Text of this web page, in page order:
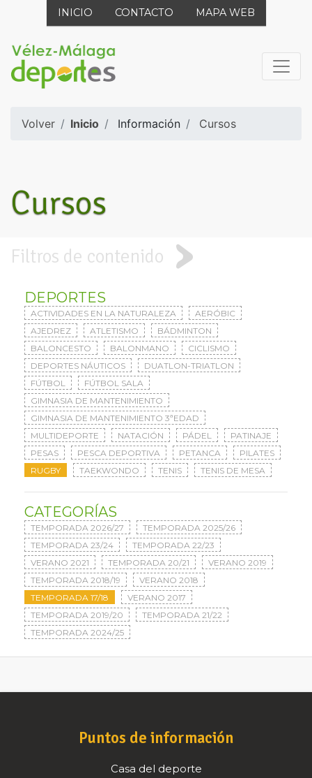
INICIO CONTACTO MAPA WEB
Volver Inicio Información Cursos
Cursos
Filtros de contenido
DEPORTES
ACTIVIDADES EN LA NATURALEZA
AERÓBIC
AJEDREZ
ATLETISMO
BÁDMINTON
BALONCESTO
BALONMANO
CICLISMO
DEPORTES NÁUTICOS
DUATLON-TRIATLON
FÚTBOL
FÚTBOL SALA
GIMNASIA DE MANTENIMIENTO
GIMNASIA DE MANTENIMIENTO 3ªEDAD
MULTIDEPORTE
NATACIÓN PÁDEL
PATINAJE
PESAS
PESCA DEPORTIVA PETANCA
PILATES
RUGBY
TAEKWONDO TENIS TENIS DE MESA
CATEGORÍAS
TEMPORADA 2026/27
TEMPORADA 2025/26
TEMPORADA 23/24
TEMPORADA 22/23
VERANO 2021
TEMPORADA 20/21
VERANO 2019
TEMPORADA 2018/19
VERANO 2018
TEMPORADA 17/18
VERANO 2017
TEMPORADA 2019/20
TEMPORADA 21/22
TEMPORADA 2024/25
Puntos de información
Casa del deporte